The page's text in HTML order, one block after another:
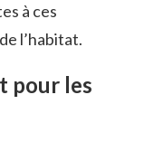
à ces
l’habitat.
pour les